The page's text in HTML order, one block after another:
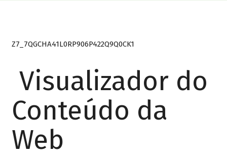
Z7_7QGCHA41L0RP906P422Q9Q0CK1
Visualizador do
Conteúdo da
Web